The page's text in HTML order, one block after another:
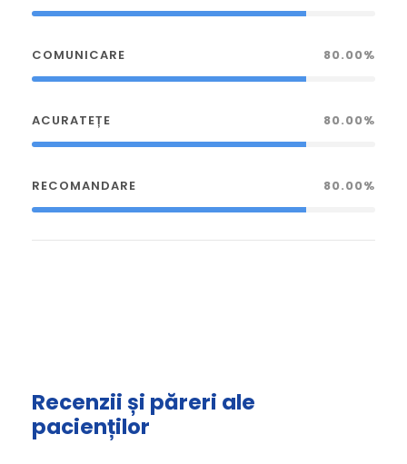
COMUNICARE 80.00%
ACURATEȚE 80.00%
RECOMANDARE 80.00%
Recenzii și păreri ale
pacienților